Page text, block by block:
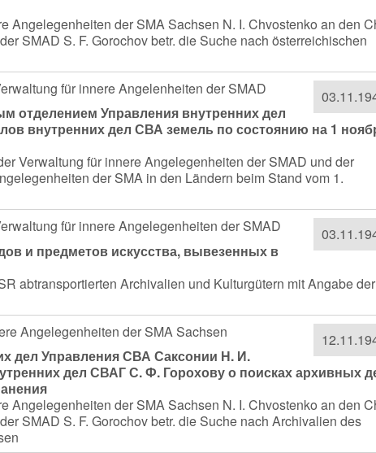
Angelegenheiten der SMA Sachsen N. I. Chvostenko an den
SMAD S. F. Gorochov betr. die Suche nach österreichischen
für innere Angelenheiten der SMAD
отделением Управления внутренних дел
внутренних дел СВА земель по состоянию на 1
Verwaltung für innere Angelegenheiten der SMAD und der
der SMA in den Ländern beim Stand vom 1.
für innere Angelegenheiten der SMAD
и предметов искусства, вывезенных в
abtransportierten Archivalien und Kulturgütern mit Angabe der
Angelegenheiten der SMA Sachsen
дел Управления СВА Саксонии Н. И.
дел СВАГ С. Ф. Горохову о поисках архивных
Angelegenheiten der SMA Sachsen N. I. Chvostenko an den
SMAD S. F. Gorochov betr. die Suche nach Archivalien des